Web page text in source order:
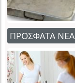
ΠΡΟΣΦΑΤΑ ΝΕΑ